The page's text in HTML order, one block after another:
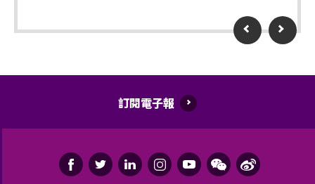
訂閱電子報